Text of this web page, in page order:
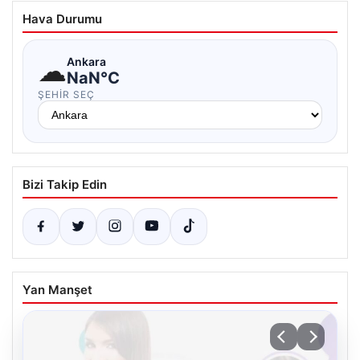
Hava Durumu
☁Ankara
NaN°C
ŞEHIR SEÇ
Bizi Takip Edin
Yan Manşet